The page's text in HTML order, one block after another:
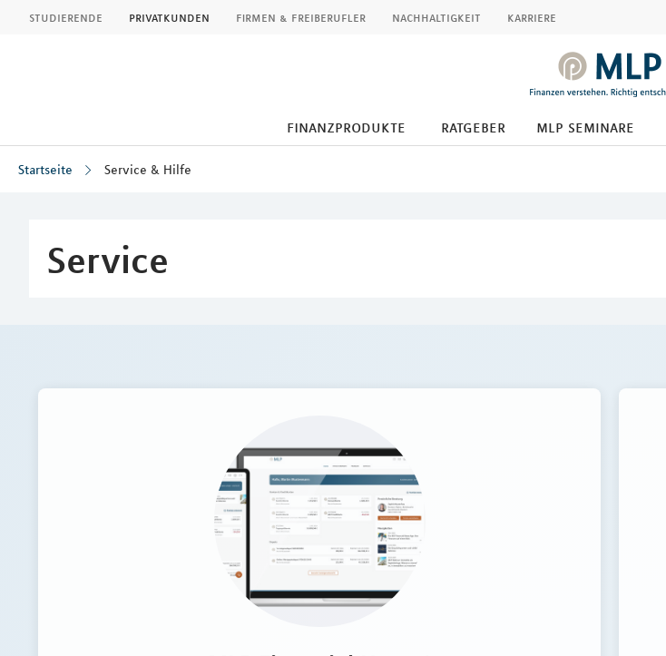
studierende privatkunden firmen & freiberufler nachhaltigkeit karriere
finanzprodukte ratgeber mlp seminare
Startseite Service & Hilfe
Service